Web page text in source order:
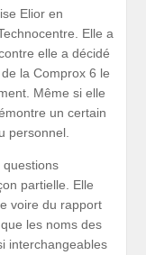
Elior en
Elle a
elle a décidé
la Comprox 6 le
Même si elle
un certain
personnel.
questions
partielle. Elle
voire du rapport
les noms des
interchangeables